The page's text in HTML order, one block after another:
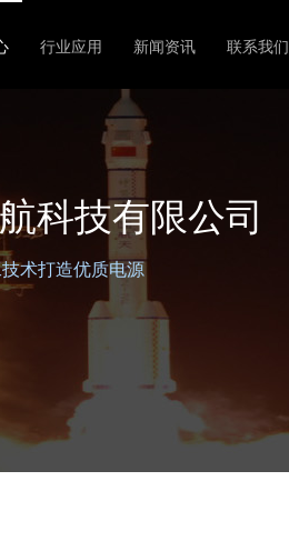
行业应用 新闻资讯 联系我们
科技有限公司
术打造优质电源